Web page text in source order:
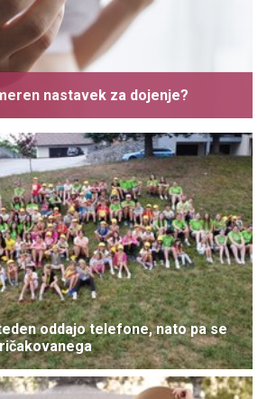
nastavek za dojenje?
oddajo telefone, nato pa se